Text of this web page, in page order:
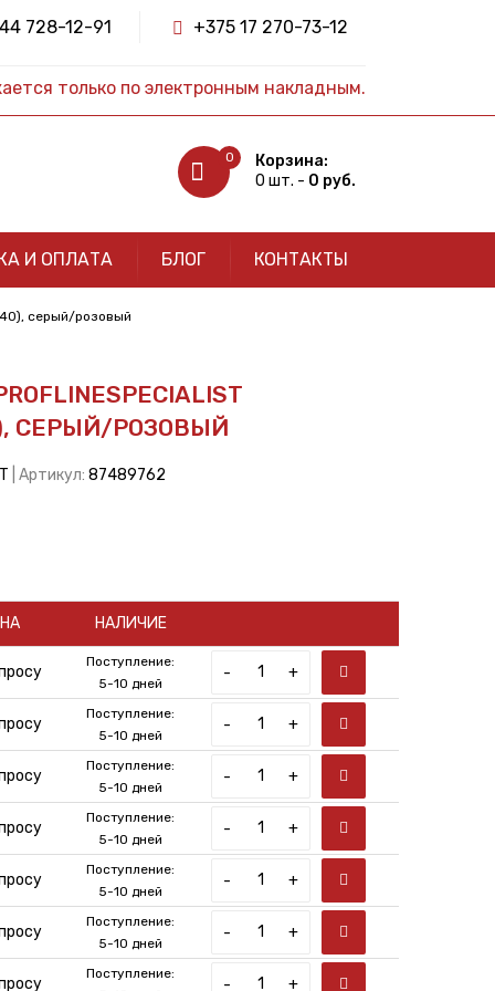
728-12-91 +375 17 270-73-12
только по электронным накладным.
0
Корзина:
0 шт. - 0 руб.
И ОПЛАТА БЛОГ КОНТАКТЫ
серый/розовый
СЕРЫЙ/РОЗОВЫЙ
| Артикул: 87489762
НАЛИЧИЕ
Поступление:
5-10 дней
- +
Поступление:
5-10 дней
- +
Поступление:
5-10 дней
- +
Поступление:
5-10 дней
- +
Поступление:
5-10 дней
- +
Поступление:
5-10 дней
- +
Поступление:
- +